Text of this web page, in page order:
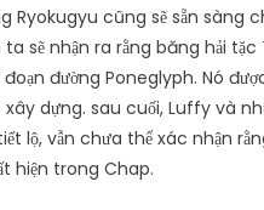
Ryokugyu cũng sẽ sẵn sàng
sẽ nhận ra rằng băng hải
đường Poneglyph. Nó
dựng. sau cuối, Luffy và
lộ, vẫn chưa thể xác nhận
hiện trong Chap.